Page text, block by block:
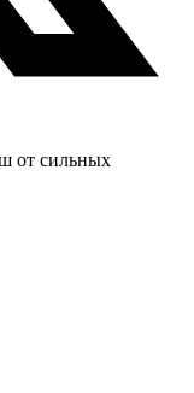
от сильных